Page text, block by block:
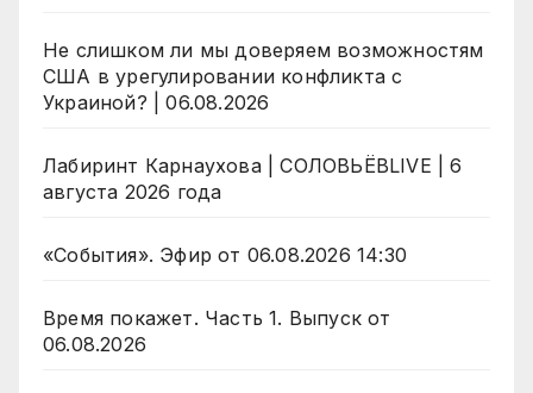
Не слишком ли мы доверяем возможностям
США в урегулировании конфликта с
Украиной? | 06.08.2026
Лабиринт Карнаухова | СОЛОВЬЁВLIVE | 6
августа 2026 года
«События». Эфир от 06.08.2026 14:30
Время покажет. Часть 1. Выпуск от
06.08.2026